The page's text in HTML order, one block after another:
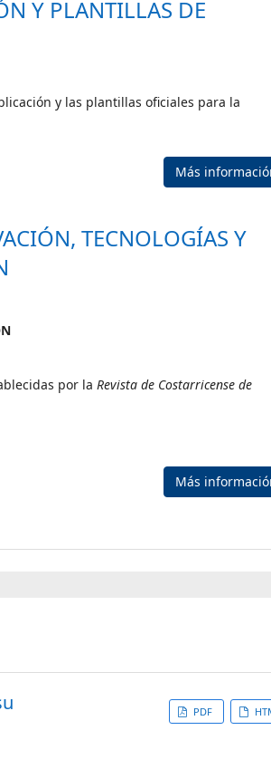
Y PLANTILLAS DE
y las plantillas oficiales para la
Más
TECNOLOGÍAS Y
por la Revista de Costarricense de
Más
PDF